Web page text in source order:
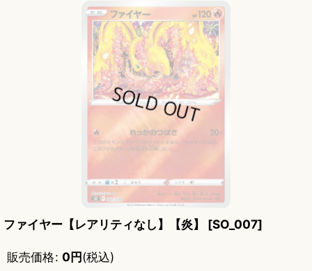
ファイヤー【レアリティなし】【炎】 [SO_007]
販売価格: 0円(税込)